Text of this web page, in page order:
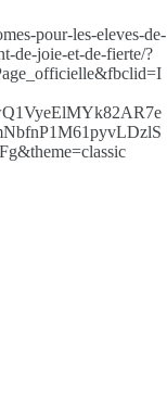
pour-les-eleves-de-
de-joie-et-de-fierte/?